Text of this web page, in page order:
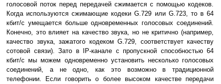
голосовой поток перед передачей сжимается с помощью кодеков.
Когда используются сжимающие кодеки G.729 или G.723, то в 64
кбит/с умещается больше одновременных голосовых соединений.
Конечно, это влияет на качество звука, но не критично (например,
качество звука, зажатого кодеком G.729, соответствует качеству
сотовой связи). Зато в IP-канале с пропускной способностью 64
кбит/с мы можем одновременно установить несколько голосовых
соединений, а не одно, как это возможно в традиционной
телефонии. Если говорить о более высоком качестве передачи